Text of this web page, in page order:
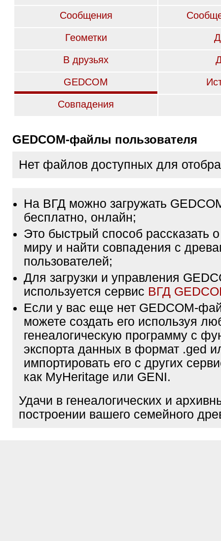
Сообщения
Геометки
В друзьях
GEDCOM
Совпадения
GEDCOM-файлы пользователя
Нет файлов доступных для
На ВГД можно загружать
бесплатно, онлайн;
Это быстрый способ рассказать
миру и найти совпадения с
пользователей;
Для загрузки и управления
используется сервис ВГД
Если у вас еще нет GEDCOM-
можете создать его используя
генеалогическую программу с
экспорта данных в формат .ged
импортировать его с других
как MyHeritage или GENI.
Удачи в генеалогических и
построении вашего семейного